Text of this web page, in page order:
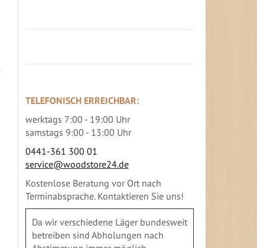
TELEFONISCH ERREICHBAR:
werktags 7:00 - 19:00 Uhr
samstags 9:00 - 13:00 Uhr
0441-361 300 01
service@woodstore24.de
Kostenlose Beratung vor Ort nach
Terminabsprache. Kontaktieren Sie uns!
Da wir verschiedene Läger bundesweit
betreiben sind Abholungen nach